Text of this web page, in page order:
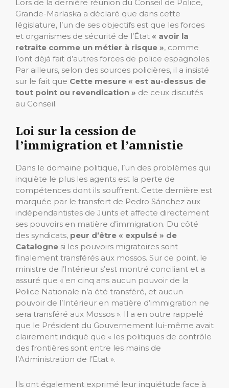
Lors de la dernière réunion du Conseil de Police,
Grande-Marlaska a déclaré que dans cette
législature, l’un de ses objectifs est que les forces
et organismes de sécurité de l’État « avoir la
retraite comme un métier à risque », comme
l’ont déjà fait d’autres forces de police espagnoles.
Par ailleurs, selon des sources policières, il a insisté
sur le fait que Cette mesure « est au-dessus de
tout point ou revendication » de ceux discutés
au Conseil.
Loi sur la cession de
l’immigration et l’amnistie
Dans le domaine politique, l’un des problèmes qui
inquiète le plus les agents est la perte de
compétences dont ils souffrent. Cette dernière est
marquée par le transfert de Pedro Sánchez aux
indépendantistes de Junts et affecte directement
ses pouvoirs en matière d’immigration. Du côté
des syndicats, peur d’être « expulsé » de
Catalogne si les pouvoirs migratoires sont
finalement transférés aux mossos. Sur ce point, le
ministre de l’Intérieur s’est montré conciliant et a
assuré que « en cinq ans aucun pouvoir de la
Police Nationale n’a été transféré, et aucun
pouvoir de l’Intérieur en matière d’immigration ne
sera transféré aux Mossos ». Il a en outre rappelé
que le Président du Gouvernement lui-même avait
clairement indiqué que « les politiques de contrôle
des frontières sont entre les mains de
l’Administration de l’Etat ».
Ils ont également exprimé leur inquiétude face à